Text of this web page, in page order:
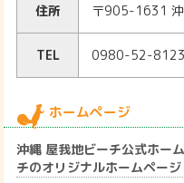
住所 〒905-1631
TEL 0980-52-8123
ホームページ
沖縄 屋我地ビーチ公式ホー
チのオリジナルホームページ